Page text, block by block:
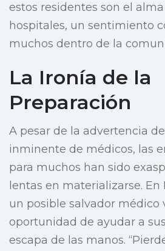
estos residentes son el
hospitales, un sentimiento
muchos dentro de la
La Ironía de la
Preparación
A pesar de la advertencia
inminente de médicos, las
para muchos han sido
lentas en materializarse. En
un posible salvador médico
oportunidad de ayudar a
escapa de las manos.